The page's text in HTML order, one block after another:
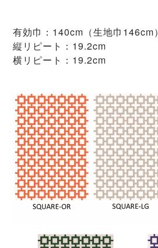
有効巾：140cm（生地巾146cm）
縦リピート：19.2cm
横リピート：19.2cm